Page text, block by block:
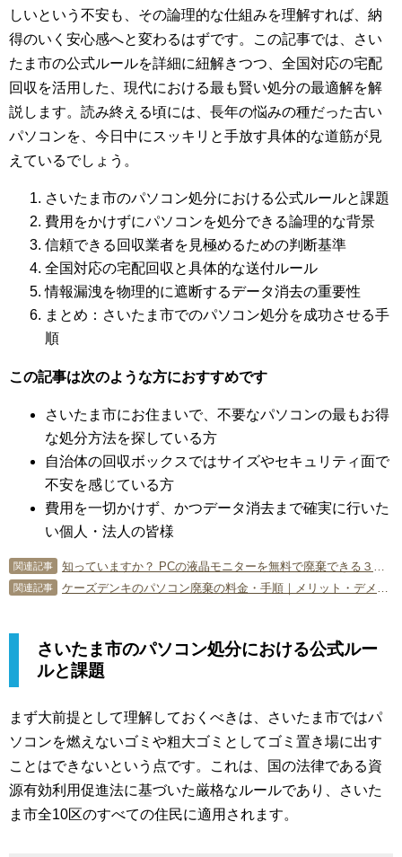
しいという不安も、その論理的な仕組みを理解すれば、納
得のいく安心感へと変わるはずです。この記事では、さい
たま市の公式ルールを詳細に紐解きつつ、全国対応の宅配
回収を活用した、現代における最も賢い処分の最適解を解
説します。読み終える頃には、長年の悩みの種だった古い
パソコンを、今日中にスッキリと手放す具体的な道筋が見
えているでしょう。
さいたま市のパソコン処分における公式ルールと課題
費用をかけずにパソコンを処分できる論理的な背景
信頼できる回収業者を見極めるための判断基準
全国対応の宅配回収と具体的な送付ルール
情報漏洩を物理的に遮断するデータ消去の重要性
まとめ：さいたま市でのパソコン処分を成功させる手
順
この記事は次のような方におすすめです
さいたま市にお住まいで、不要なパソコンの最もお得
な処分方法を探している方
自治体の回収ボックスではサイズやセキュリティ面で
不安を感じている方
費用を一切かけず、かつデータ消去まで確実に行いた
い個人・法人の皆様
関連記事 知っていますか？ PCの液晶モニターを無料で廃棄できる３つの処分方法
関連記事 ケーズデンキのパソコン廃棄の料金・手順｜メリット・デメリットも解説
さいたま市のパソコン処分における公式ルー
ルと課題
まず大前提として理解しておくべきは、さいたま市ではパ
ソコンを燃えないゴミや粗大ゴミとしてゴミ置き場に出す
ことはできないという点です。これは、国の法律である資
源有効利用促進法に基づいた厳格なルールであり、さいた
ま市全10区のすべての住民に適用されます。